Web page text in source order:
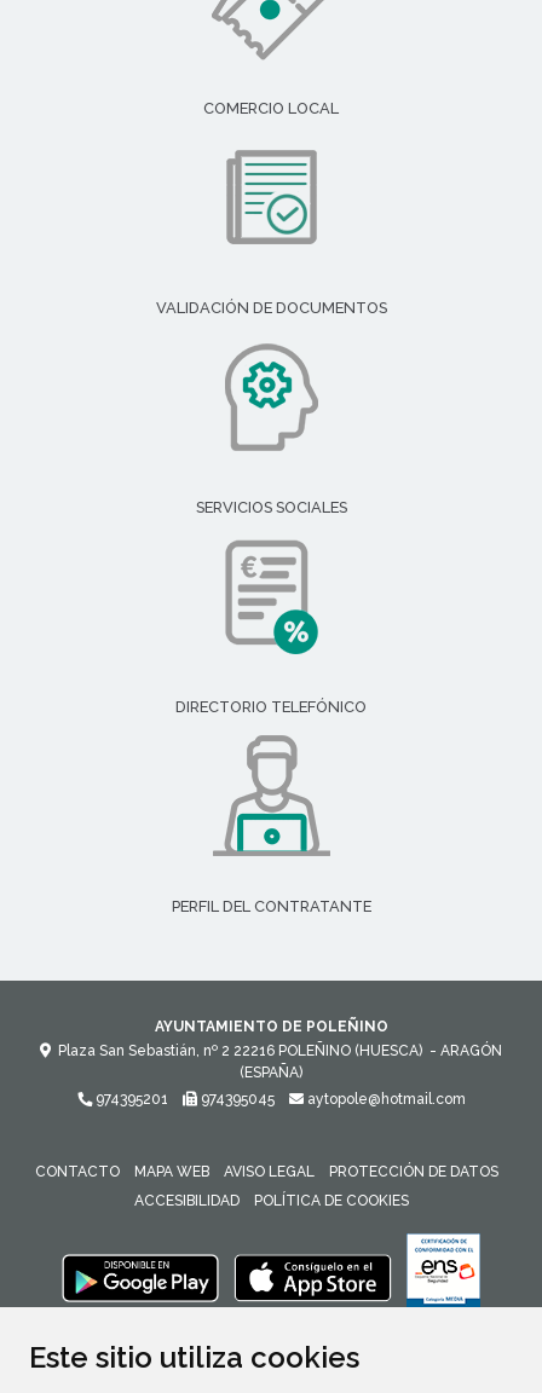
Este sitio utiliza cookies
COMERCIO LOCAL
VALIDACIÓN DE DOCUMENTOS
SERVICIOS SOCIALES
DIRECTORIO TELEFÓNICO
PERFIL DEL CONTRATANTE
AYUNTAMIENTO DE POLEÑINO
Plaza San Sebastián, nº 2 22216 POLEÑINO (HUESCA) - ARAGÓN
(ESPAÑA)
974395201
974395045 aytopole@hotmail.com
CONTACTO MAPA WEB AVISO LEGAL
PROTECCIÓN DE DATOS
ACCESIBILIDAD
POLÍTICA DE COOKIES